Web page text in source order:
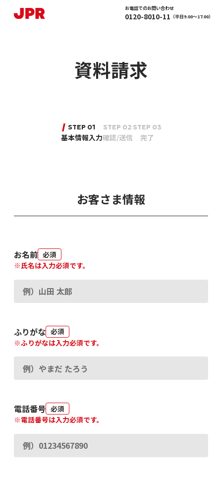
お電話でのお問い合わせ
0120-8010-11 （平日9:00〜17:00）
資料請求
STEP 01
基本情報入力
STEP 02
確認/送信
STEP 03
完了
お客さま情報
お名前 必須
※氏名は入力必須です。
ふりがな 必須
※ふりがなは入力必須です。
電話番号 必須
※電話番号は入力必須です。